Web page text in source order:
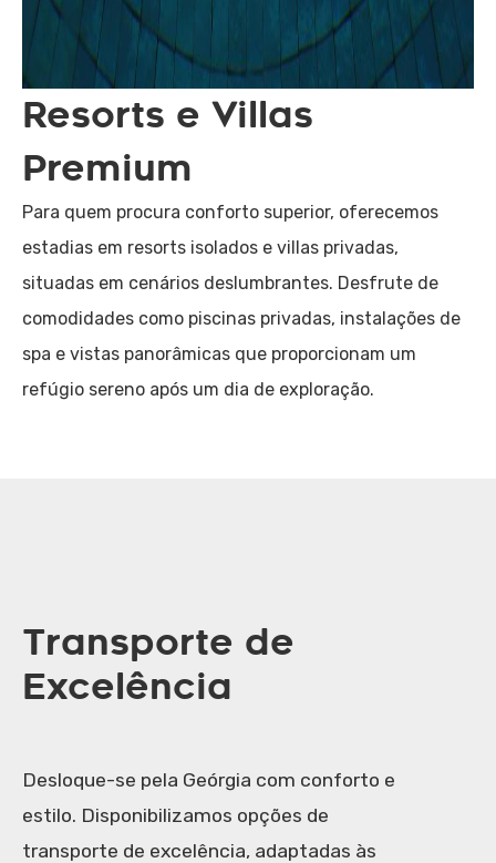
Resorts e Villas
Premium
Para quem procura conforto superior, oferecemos
estadias em resorts isolados e villas privadas,
situadas em cenários deslumbrantes. Desfrute de
comodidades como piscinas privadas, instalações de
spa e vistas panorâmicas que proporcionam um
refúgio sereno após um dia de exploração.
Transporte de
Excelência
Desloque-se pela Geórgia com conforto e
estilo. Disponibilizamos opções de
transporte de excelência, adaptadas às